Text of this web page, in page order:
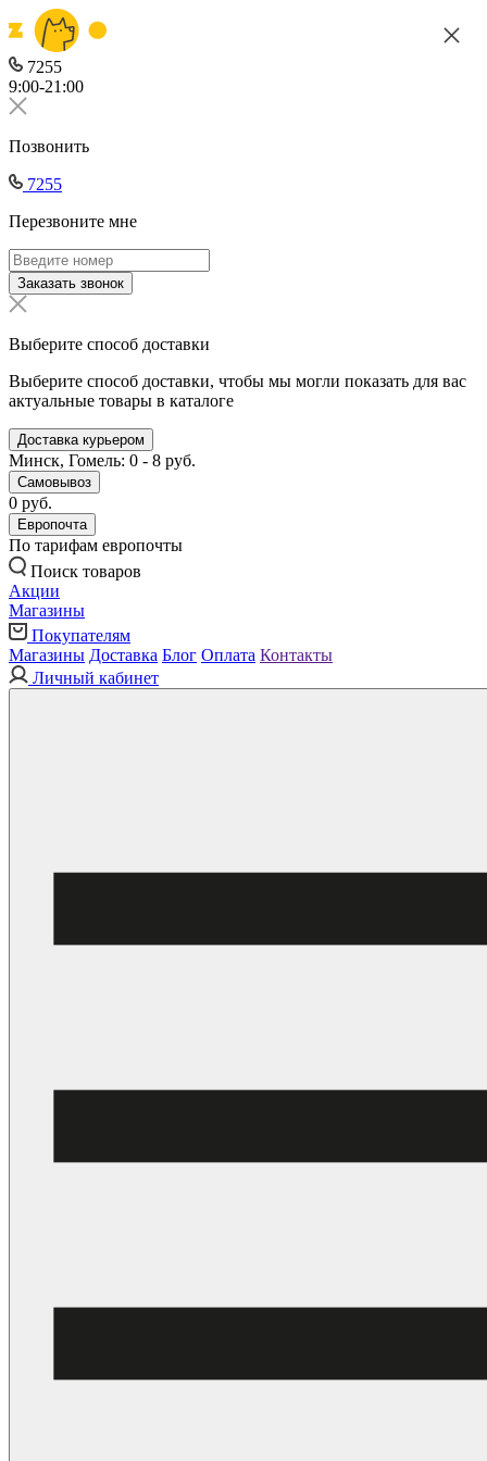
7255
9:00-21:00
Позвонить
7255
Перезвоните мне
Заказать звонок
Выберите способ доставки
Выберите способ доставки, чтобы мы могли показать для вас
актуальные товары в каталоге
Доставка курьером
Минск, Гомель: 0 - 8 руб.
Самовывоз
0 руб.
Европочта
По тарифам европочты
Поиск товаров
Акции
Магазины
Покупателям
Магазины Доставка Блог Оплата Контакты
Личный кабинет